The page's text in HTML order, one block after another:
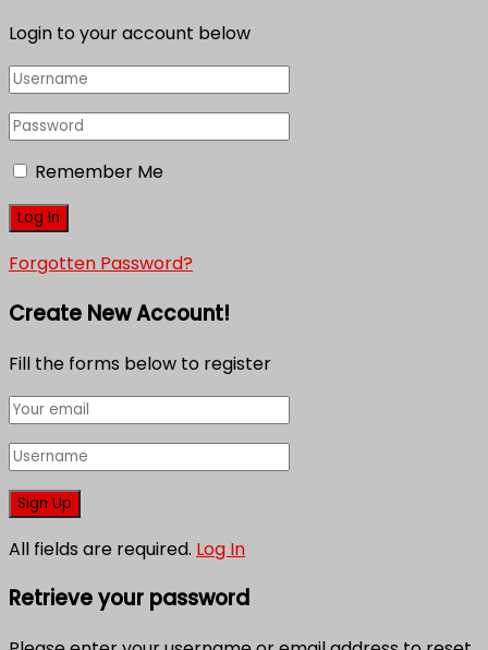
Login to your account below
Remember Me
Forgotten Password?
Create New Account!
Fill the forms below to register
All fields are required. Log In
Retrieve your password